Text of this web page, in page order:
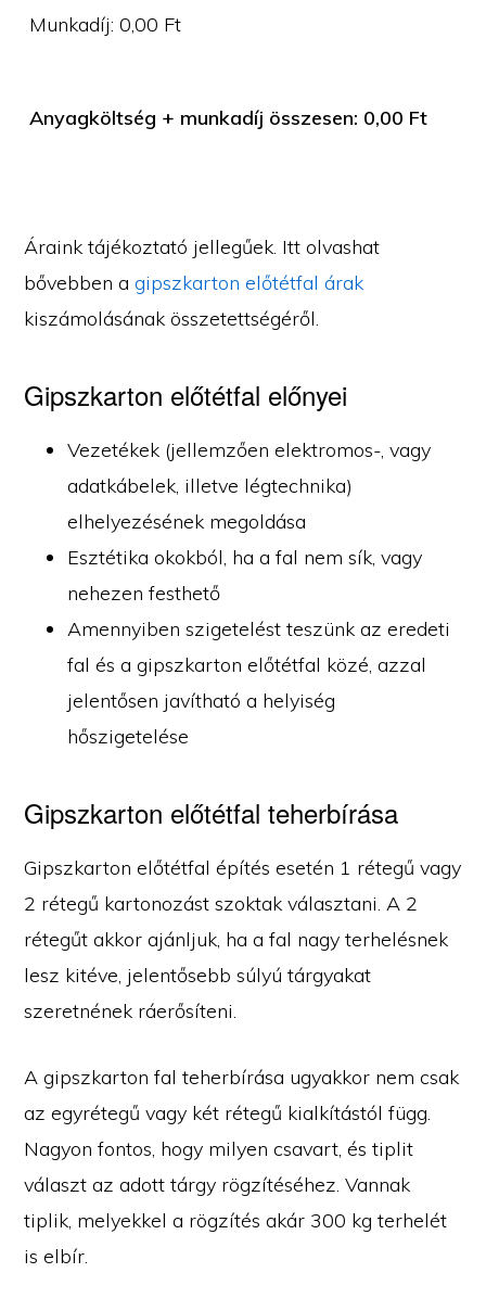
Munkadíj:0,00 Ft
Anyagköltség + munkadíj összesen: 0,00 Ft
Áraink tájékoztató jellegűek. Itt olvashat
bővebben agipszkarton előtétfal árak
kiszámolásának összetettségéről.
Gipszkarton előtétfal előnyei
Vezetékek (jellemzően elektromos-, vagy
adatkábelek, illetve légtechnika)
elhelyezésének megoldása
Esztétika okokból, ha a fal nem sík, vagy
nehezen festhető
Amennyiben szigetelést teszünk az eredeti
fal és a gipszkarton előtétfal közé, azzal
jelentősen javítható a helyiség
hőszigetelése
Gipszkarton előtétfal teherbírása
Gipszkarton előtétfal építés esetén 1 rétegű vagy
2 rétegű kartonozást szoktak választani. A 2
rétegűt akkor ajánljuk, ha a fal nagy terhelésnek
lesz kitéve, jelentősebb súlyú tárgyakat
szeretnének ráerősíteni.
A gipszkarton fal teherbírása ugyakkor nem csak
az egyrétegű vagy két rétegű kialkítástól függ.
Nagyon fontos, hogy milyen csavart, és tiplit
választ az adott tárgy rögzítéséhez. Vannak
tiplik, melyekkel a rögzítés akár 300 kg terhelét
is elbír.